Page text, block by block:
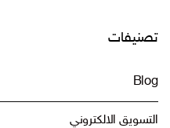
تصنيفات
Blog
التسويق الالكتروني